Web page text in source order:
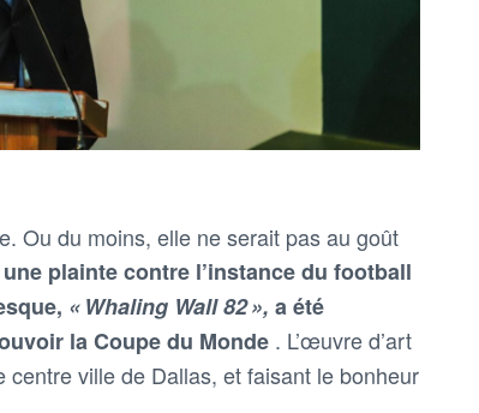
Ou du moins, elle ne serait pas au goût
plainte contre l’instance du football
« Whaling Wall 82 », a été
la Coupe du Monde . L’œuvre d’art
centre ville de Dallas, et faisant le bonheur